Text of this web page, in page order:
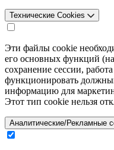
Технические Cookies
Эти файлы cookie
его основных функций
сохранение сессии,
функционировать
информацию для
Этот тип cookie нельзя
Аналитические/Рекламные